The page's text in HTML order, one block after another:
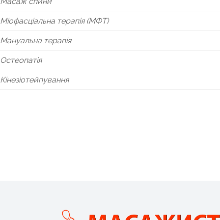
Міофасціальна терапія (МФТ)
Мануальна терапія
Остеопатія
Кінезіотейпування